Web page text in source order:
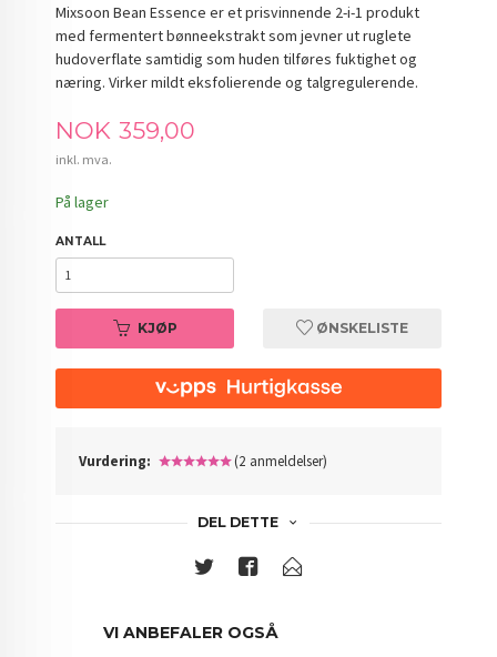
Mixsoon Bean Essence er et prisvinnende 2-i-1 produkt
med fermentert bønneekstrakt som jevner ut ruglete
hudoverflate samtidig som huden tilføres fuktighet og
næring. Virker mildt eksfolierende og talgregulerende.
Pris
NOK 359,00
inkl. mva.
På lager
ANTALL
KJØP ØNSKELISTE
Vurdering: (2 anmeldelser)
DEL DETTE
VI ANBEFALER OGSÅ